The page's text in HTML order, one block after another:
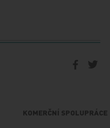
KOMERČNÍ SPOLUPRÁCE